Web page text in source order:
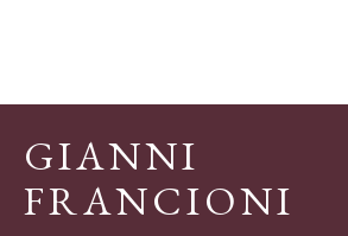
GIANNI
FRANCIONI